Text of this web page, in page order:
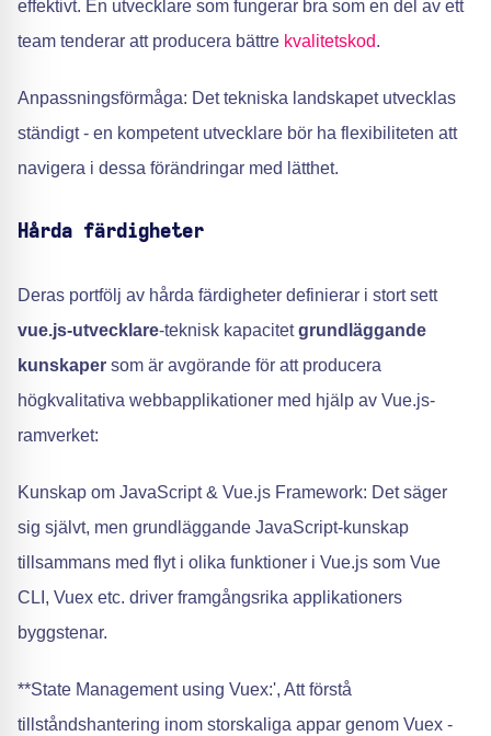
effektivt. En utvecklare som fungerar bra som en del av ett
team tenderar att producera bättre kvalitetskod.
Anpassningsförmåga: Det tekniska landskapet utvecklas
ständigt - en kompetent utvecklare bör ha flexibiliteten att
navigera i dessa förändringar med lätthet.
Hårda färdigheter
Deras portfölj av hårda färdigheter definierar i stort sett
vue.js-utvecklare-teknisk kapacitetgrundläggande
kunskaper som är avgörande för att producera
högkvalitativa webbapplikationer med hjälp av Vue.js-
ramverket:
Kunskap om JavaScript & Vue.js Framework: Det säger
sig självt, men grundläggande JavaScript-kunskap
tillsammans med flyt i olika funktioner i Vue.js som Vue
CLI, Vuex etc. driver framgångsrika applikationers
byggstenar.
**State Management using Vuex:', Att förstå
tillståndshantering inom storskaliga appar genom Vuex -